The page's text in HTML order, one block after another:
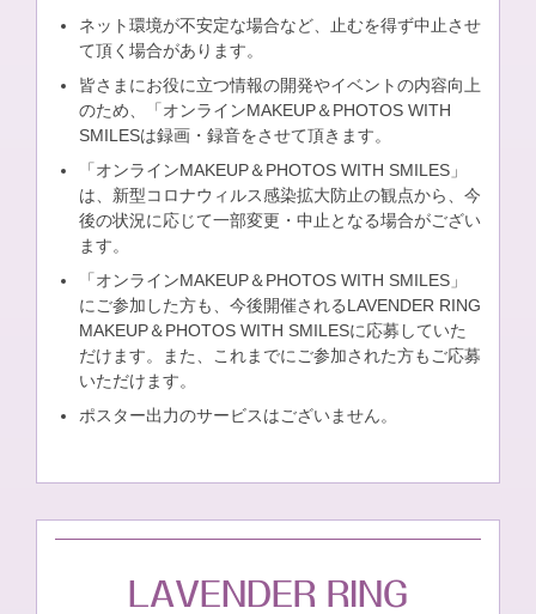
ネット環境が不安定な場合など、止むを得ず中止させ
て頂く場合があります。
皆さまにお役に立つ情報の開発やイベントの内容向上
のため、「オンラインMAKEUP＆PHOTOS WITH
SMILESは録画・録音をさせて頂きます。
「オンラインMAKEUP＆PHOTOS WITH SMILES」
は、新型コロナウィルス感染拡大防止の観点から、今
後の状況に応じて一部変更・中止となる場合がござい
ます。
「オンラインMAKEUP＆PHOTOS WITH SMILES」
にご参加した方も、今後開催されるLAVENDER RING
MAKEUP＆PHOTOS WITH SMILESに応募していた
だけます。また、これまでにご参加された方もご応募
いただけます。
ポスター出力のサービスはございません。
LAVENDER RING